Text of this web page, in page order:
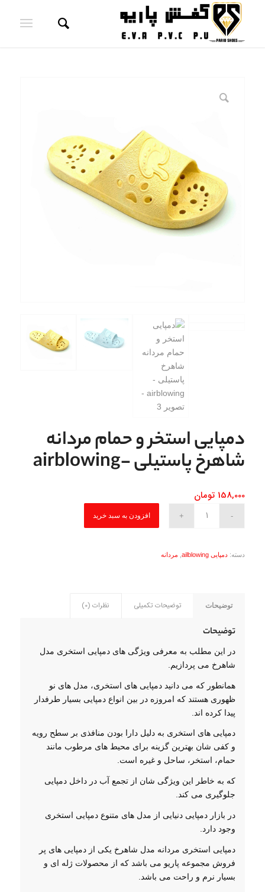
دمپایی استخر و حمام مردانه
شاهرخ پاستیلی -airblowing
158,000 تومان
افزودن به سبد خرید
دسته: دمپایی ailblowing , مردانه
توضیحات توضیحات تکمیلی نظرات (0)
توضیحات
در این مطلب به معرفی ویژگی های دمپایی استخری مدل
شاهرخ می پردازیم.
همانطور که می دانید دمپایی های استخری، مدل های نو
ظهوری هستند که امروزه در بین انواع دمپایی بسیار طرفدار
پیدا کرده اند.
دمپایی های استخری به دلیل دارا بودن منافذی بر سطح رویه
و کفی شان بهترین گزینه برای محیط های مرطوب مانند
حمام، استخر، ساحل و غیره است.
که به خاطر این ویژگی شان از تجمع آب در داخل دمپایی
جلوگیری می کند.
در بازار دمپایی دنیایی از مدل های متنوع دمپایی استخری
وجود دارد.
دمپایی استخری مردانه مدل شاهرخ یکی از دمپایی های پر
فروش مجموعه پاریو می باشد که از محصولات ژله ای و
بسیار نرم و راحت می باشد.